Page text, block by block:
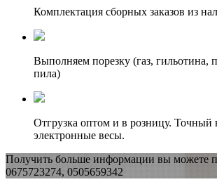
Комплектация сборных заказов из
Выполняем порезку (газ, гильотина,
пила)
Отгрузка оптом и в розницу. Точный
электронные весы.
Получить больше информации вы можете
0675723274, 0505659342